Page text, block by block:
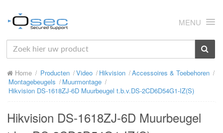
MENU
HOME
OVER ONS
PRODUCTEN
Home Producten Video Hikvision
Accessoires & Toebehoren
Montagebeugels
Muurmontage
Hikvision DS-1618ZJ-6D Muurbeugel t.b.v.DS-2CD6D54G1-IZ(S)
Hikvision DS-1618ZJ-6D Muurbeugel